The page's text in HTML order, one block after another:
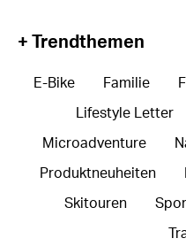
+ Trendthemen
E-Bike Familie
Lifestyle Letter
Microadventure
Produktneuheiten
Skitouren